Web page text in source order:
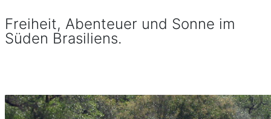
Freiheit, Abenteuer und Sonne im
Süden Brasiliens.